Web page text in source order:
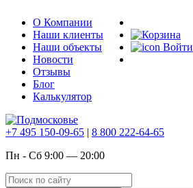
О Компании
Наши клиенты
Наши объекты
Новости
Отзывы
Блог
Калькулятор
Войти
+7 495 150-09-65 | 8 800 222-64-65
Пн - Сб 9:00 — 20:00